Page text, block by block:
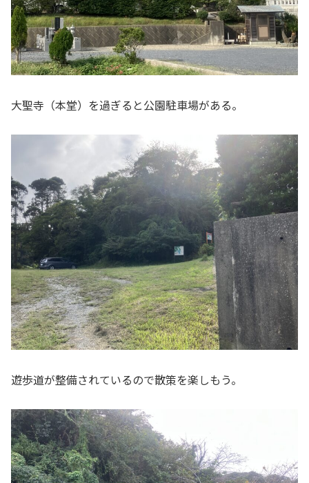
大聖寺（本堂）を過ぎると公園駐車場がある。
遊歩道が整備されているので散策を楽しもう。